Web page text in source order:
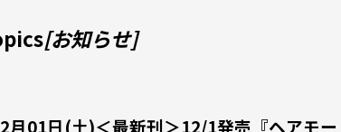
[お知らせ]
月01日(土)＜最新刊＞12/1発売『ヘアモ